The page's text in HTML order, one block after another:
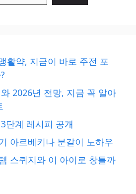
활약, 지금이 바로 주전 포
2026년 전망, 지금 꼭 알아
단계 레시피 공개
아르베키나 분갈이 노하우
스퀴지와 이 아이로 창틀까